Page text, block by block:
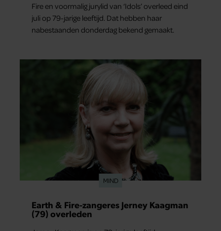
Fire en voormalig jurylid van ‘Idols’ overleed eind
juli op 79-jarige leeftijd. Dat hebben haar
nabestaanden donderdag bekend gemaakt.
MIND
Earth & Fire-zangeres Jerney Kaagman
(79) overleden